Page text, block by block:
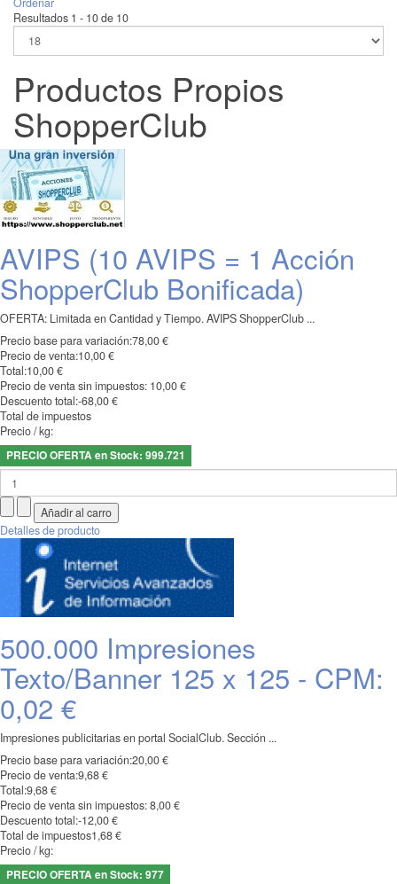
Resultados 1 - 10 de 10
Productos Propios
ShopperClub
AVIPS (10 AVIPS = 1 Acción
ShopperClub Bonificada)
OFERTA: Limitada en Cantidad y Tiempo. AVIPS ShopperClub ...
Precio base para variación:78,00 €
Precio de venta:10,00 €
Total:10,00 €
Precio de venta sin impuestos: 10,00 €
Descuento total:-68,00 €
Total de impuestos
Precio / kg:
PRECIO OFERTA en Stock: 999.721
Detalles de producto
500.000 Impresiones
Texto/Banner 125 x 125 - CPM:
0,02 €
Impresiones publicitarias en portal SocialClub. Sección ...
Precio base para variación:20,00 €
Precio de venta:9,68 €
Total:9,68 €
Precio de venta sin impuestos:8,00 €
Descuento total:-12,00 €
Total de impuestos1,68 €
Precio / kg:
PRECIO OFERTA en Stock: 977